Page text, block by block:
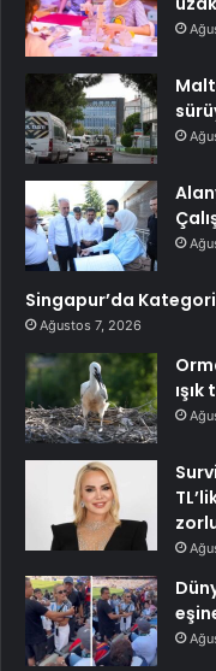
Singapur’da Kategori
Ağustos 7, 2026